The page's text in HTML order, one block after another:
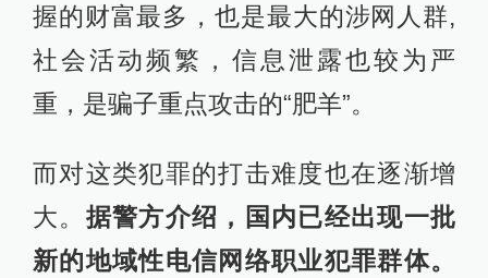
握的财富最多，也是最大的涉网人群,
社会活动频繁，信息泄露也较为严
重，是骗子重点攻击的“肥羊”。
而对这类犯罪的打击难度也在逐渐增
大。 据警方介绍，国内已经出现一批
新的地域性电信网络职业犯罪群体。